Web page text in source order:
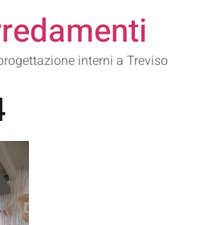
interni a Treviso